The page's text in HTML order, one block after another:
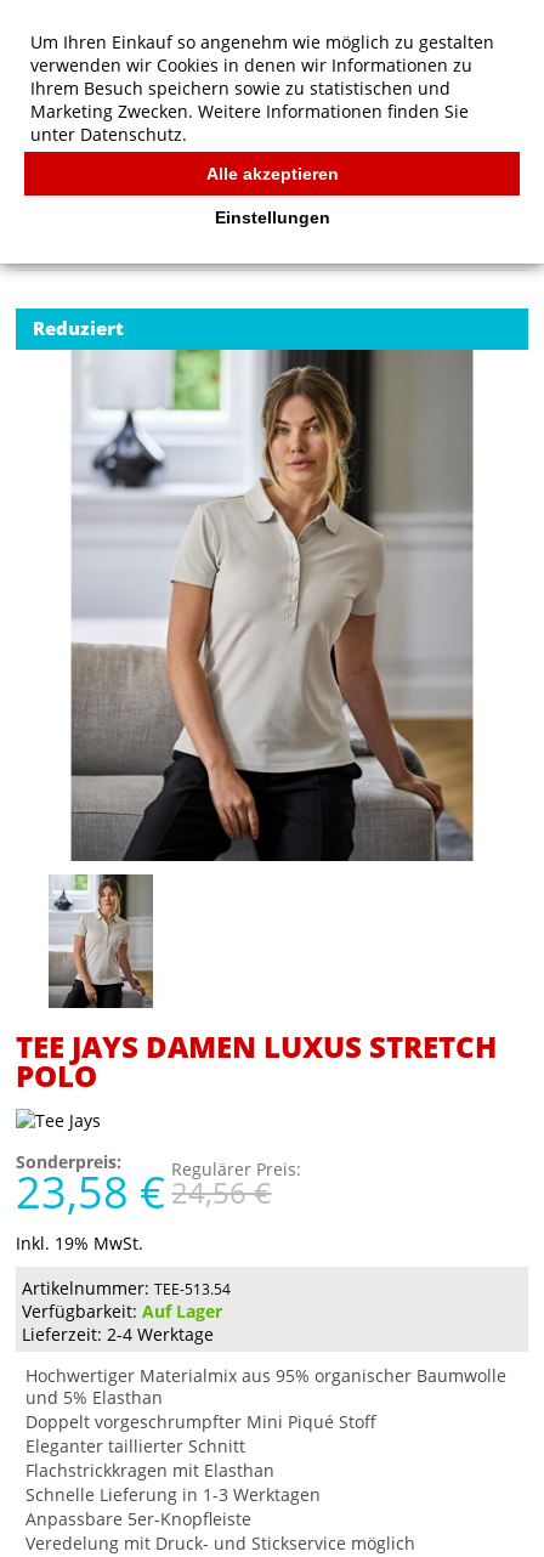
Tee Jays Damen Luxus Stretch Polo
Reduziert
TEE JAYS DAMEN LUXUS STRETCH
POLO
Sonderpreis:
23,58 € Regulärer Preis:
24,56 €
Inkl. 19% MwSt.
Artikelnummer: TEE-513.54
Verfügbarkeit:Auf Lager
Lieferzeit: 2-4 Werktage
Hochwertiger Materialmix aus 95% organischer Baumwolle
und 5% Elasthan
Doppelt vorgeschrumpfter Mini Piqué Stoff
Eleganter taillierter Schnitt
Flachstrickkragen mit Elasthan
Schnelle Lieferung in 1-3 Werktagen
Anpassbare 5er-Knopfleiste
Veredelung mit Druck- und Stickservice möglich
Um Ihren Einkauf so angenehm wie möglich zu gestalten
verwenden wir Cookies in denen wir Informationen zu
Ihrem Besuch speichern sowie zu statistischen und
Marketing Zwecken. Weitere Informationen finden Sie
unter Datenschutz.
Alle akzeptieren
Einstellungen